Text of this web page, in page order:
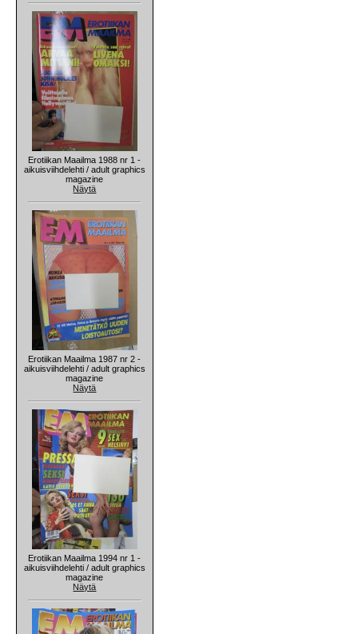
Erotiikan Maailma 1988 nr 1 -
aikuisviihdelehti / adult graphics
magazine
Näytä
Erotiikan Maailma 1987 nr 2 -
aikuisviihdelehti / adult graphics
magazine
Näytä
Erotiikan Maailma 1994 nr 1 -
aikuisviihdelehti / adult graphics
magazine
Näytä